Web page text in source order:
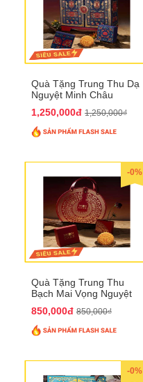
Quà Tặng Trung Thu Dạ
Nguyệt Minh Châu
1,250,000đ 1,250,000₫
-0%
Quà Tặng Trung Thu
Bạch Mai Vọng Nguyệt
850,000đ 850,000₫
-0%